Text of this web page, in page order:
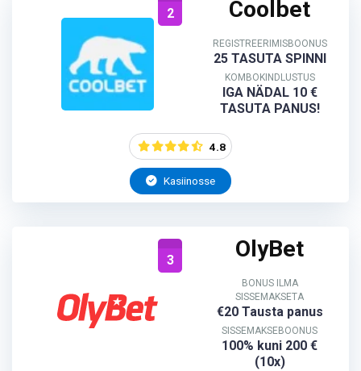
2 Coolbet
REGISTREERIMISBOONUS
25 TASUTA SPINNI
KOMBOKINDLUSTUS
IGA NÄDAL 10 €
TASUTA PANUS!
4.8
Kasiinosse
3 OlyBet
BONUS ILMA
SISSEMAKSETA
€20 Tausta panus
SISSEMAKSEBOONUS
100% kuni 200 €
(10x)